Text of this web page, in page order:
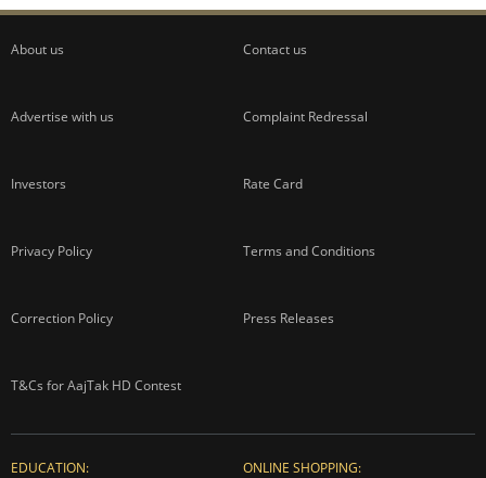
About us Contact us
Advertise with us Complaint Redressal
Investors Rate Card
Privacy Policy Terms and Conditions
Correction Policy Press Releases
T&Cs for AajTak HD Contest
EDUCATION: ONLINE SHOPPING: